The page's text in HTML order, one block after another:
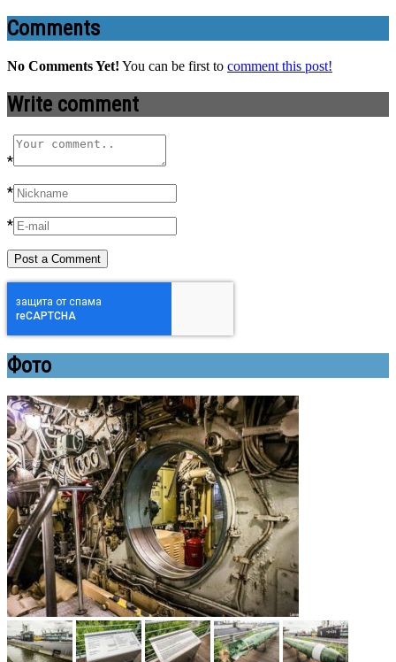
Comments
No Comments Yet! You can be first to comment this post!
Write comment
*
*
*
Фото